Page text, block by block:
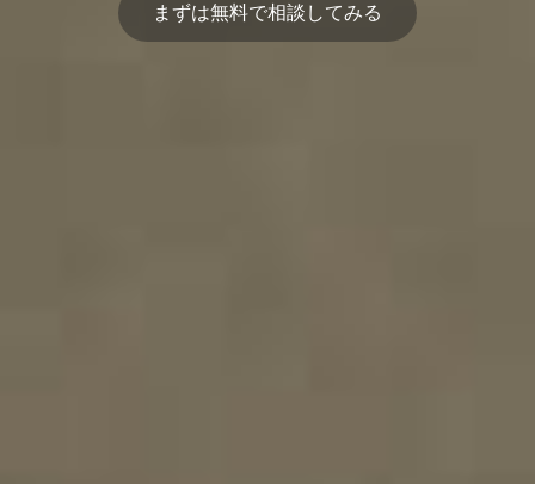
まずは無料で相談してみる